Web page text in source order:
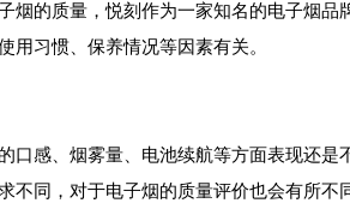
烟的质量，悦刻作为一家知名的电子烟
用习惯、保养情况等因素有关。
口感、烟雾量、电池续航等方面表现还是
不同，对于电子烟的质量评价也会有所不